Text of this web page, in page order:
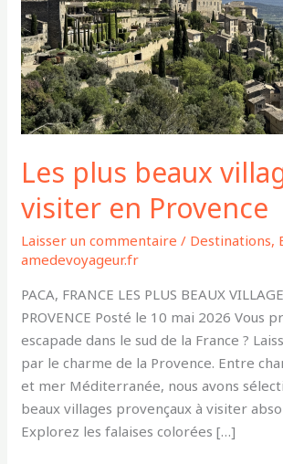
Les plus beaux
visiter en Provence
Laisser un commentaire / Destinations,
amedevoyageur.fr
PACA, FRANCE LES PLUS BEAUX
PROVENCE Posté le 10 mai 2026 Vous
escapade dans le sud de la France ?
par le charme de la Provence. Entre
et mer Méditerranée, nous avons
beaux villages provençaux à visiter
Explorez les falaises colorées […]
visiter
en
Provence